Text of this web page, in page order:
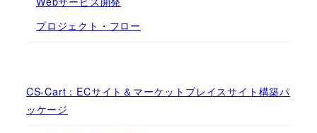
プロジェクト・フロー
CS-Cart：ECサイト＆マーケットプレイスサイト構築パ
ッケージ